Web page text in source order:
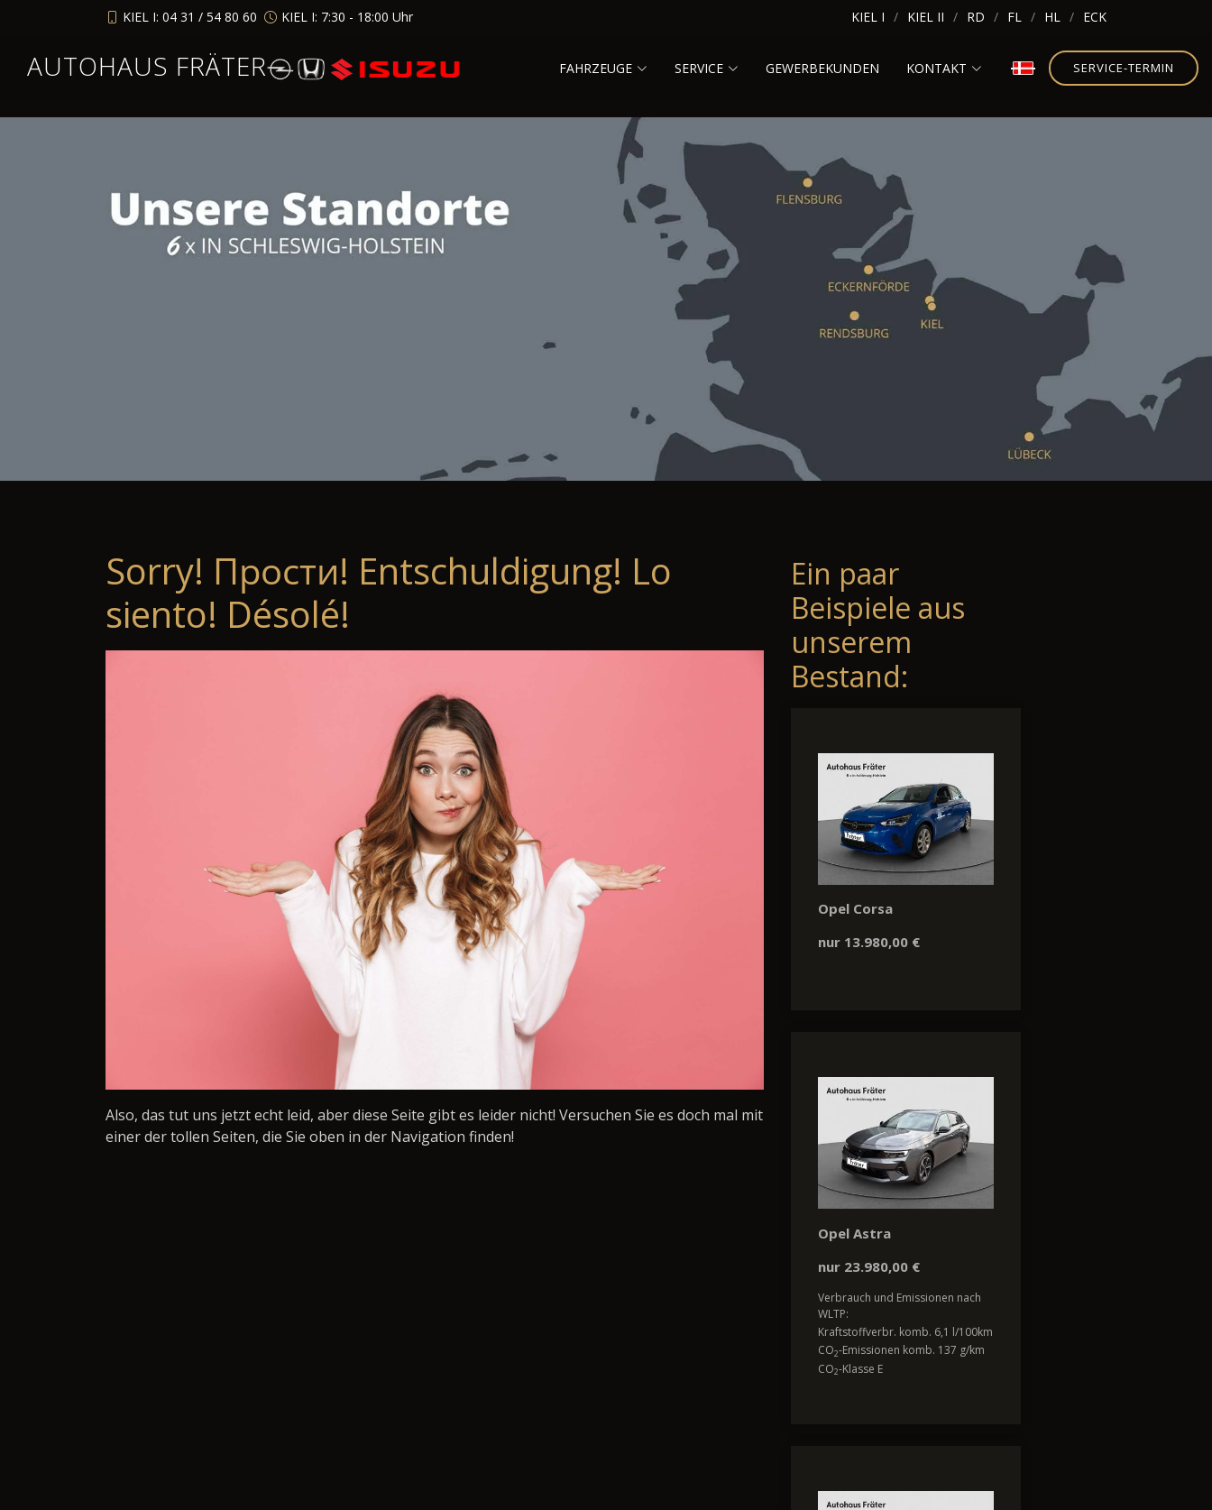
KIEL I: 04 31 / 54 80 60 KIEL I: 7:30 - 18:00 Uhr KIEL I KIEL II RD FL HL ECK
AUTOHAUS FRÄTER FAHRZEUGE SERVICE GEWERBEKUNDEN KONTAKT SERVICE-TERMIN
Sorry! Прости! Entschuldigung! Lo
siento! Désolé!
Also, das tut uns jetzt echt leid, aber diese Seite gibt es leider nicht! Versuchen Sie es doch mal mit
einer der tollen Seiten, die Sie oben in der Navigation finden!
Ein paar
Beispiele aus
unserem
Bestand:
Opel Corsa
nur 13.980,00 €
Opel Astra
nur 23.980,00 €
Verbrauch und Emissionen nach
WLTP:
Kraftstoffverbr. komb. 6,1 l/100km
CO2-Emissionen komb. 137 g/km
CO2-Klasse E